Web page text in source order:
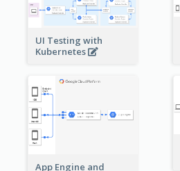
UI Testing with
Kubernetes
App Engine and